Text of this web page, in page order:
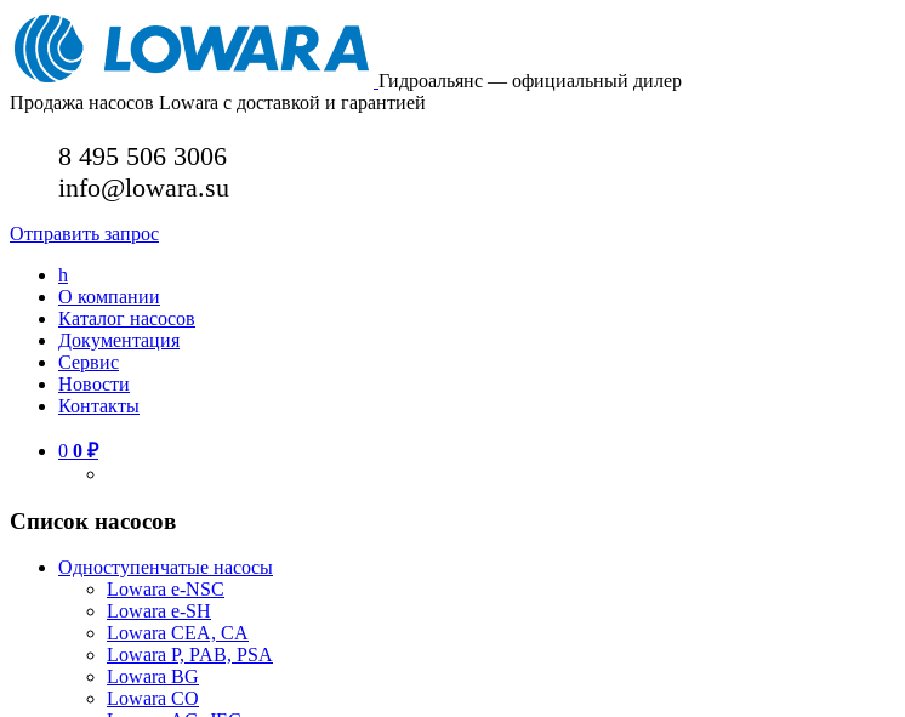
Гидроальянс — официальный дилер
Продажа насосов Lowara с доставкой и гарантией
8 495 506 3006
info@lowara.su
Отправить запрос
h
О компании
Каталог насосов
Документация
Сервис
Новости
Контакты
0 0 ₽
Список насосов
Одноступенчатые насосы
Lowara e-NSC
Lowara e-SH
Lowara CEA, CA
Lowara P, PAB, PSA
Lowara BG
Lowara CO